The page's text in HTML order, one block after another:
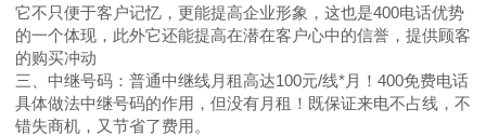
它不只便于客户记忆，更能提高企业形象，这也是400电话优势
的一个体现，此外它还能提高在潜在客户心中的信誉，提供顾客
的购买冲动
三、中继号码：普通中继线月租高达100元/线*月！400免费电话
具体做法中继号码的作用，但没有月租！既保证来电不占线，不
错失商机，又节省了费用。